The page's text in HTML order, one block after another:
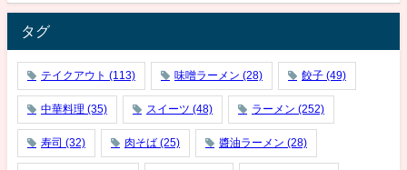
タグ
テイクアウト (113) 味噌ラーメン (28) 餃子 (49)
中華料理 (35) スイーツ (48) ラーメン (252)
寿司 (32) 肉そば (25) 醬油ラーメン (28)